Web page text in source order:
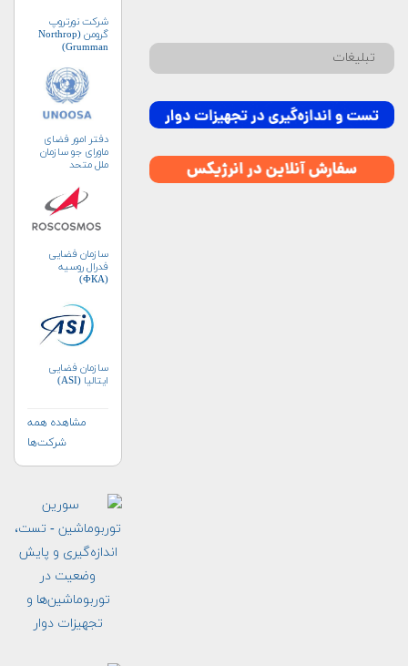
تبلیغات
شرکت نورتروپ
گرومن (Northrop
Grumman)
دفتر امور فضای
ماورای جو سازمان
ملل متحد
سازمان فضایی
فدرال روسیه
(ФКА)
سازمان فضایی
ایتالیا (ASI)
مشاهده همه
شرکت‌ها